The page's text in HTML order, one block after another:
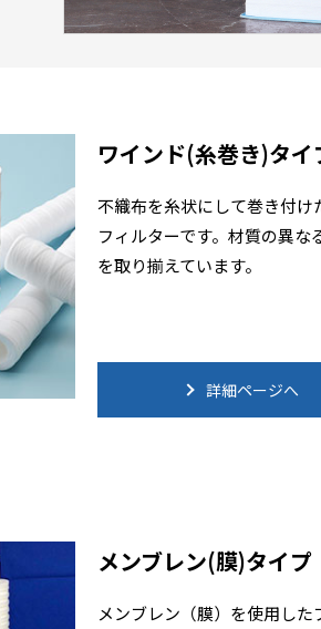
ワインド(糸巻き)タイ
不織布を糸状にして巻き付け
フィルターです。材質の異な
を取り揃えています。
詳細ページへ
メンブレン(膜)タイプ
メンブレン（膜）を使用し